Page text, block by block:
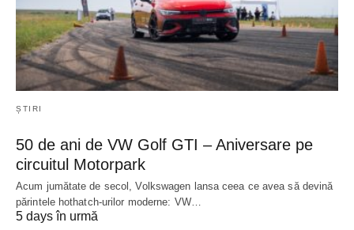
ȘTIRI
50 de ani de VW Golf GTI – Aniversare pe
circuitul Motorpark
Acum jumătate de secol, Volkswagen lansa ceea ce avea să devină
părintele hothatch-urilor moderne: VW…
5 days în urmă